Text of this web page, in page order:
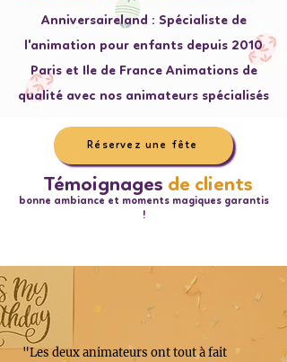
Anniversaireland : Spécialiste de
l'animation pour enfants depuis 2010
Paris et Ile de France Animations de
qualité avec nos animateurs spécialisés
Réservez une fête
bonne ambiance et moments magiques garantis
!
Témoignages de clients
"Les deux animateurs ont tout à fait